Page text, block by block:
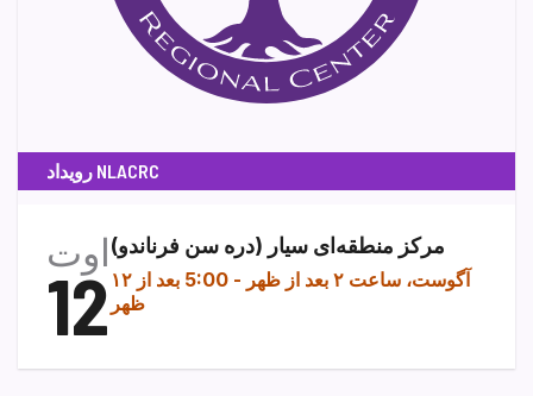
رویداد NLACRC
اوت
12
مرکز منطقه‌ای سیار (دره سن فرناندو)
۱۲ آگوست، ساعت ۲ بعد از ظهر -
5:00 بعد از
ظهر